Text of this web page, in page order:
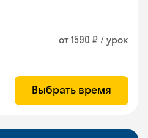
от 1590 ₽ / урок
Выбрать время